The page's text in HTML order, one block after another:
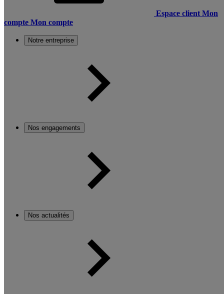
Espace client Mon
compte Mon compte
Notre entreprise
Nos engagements
Nos actualités